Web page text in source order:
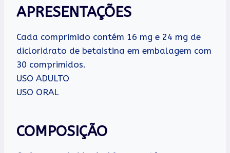
APRESENTAÇÕES
Cada comprimido contém 16 mg e 24 mg de
dicloridrato de betaistina em embalagem com
30 comprimidos.
USO ADULTO
USO ORAL
COMPOSIÇÃO